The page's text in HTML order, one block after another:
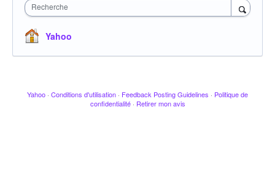
Recherche
Yahoo
Yahoo · Conditions d'utilisation · Feedback Posting Guidelines · Politique de
confidentialité · Retirer mon avis